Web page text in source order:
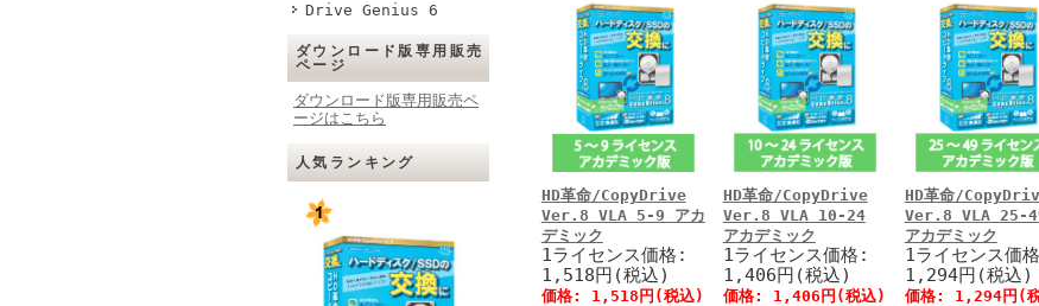
Drive Genius 6
ダウンロード版専用販売
ページ
ダウンロード版専用販売ペ
ージはこちら
人気ランキング
HD革命/CopyDrive
Ver.8 VLA 5-9 アカ
デミック
1ライセンス価格:
1,518円(税込)
価格: 1,518円 (税込)
HD革命/CopyDrive
Ver.8 VLA 10-24
アカデミック
1ライセンス価格:
1,406円(税込)
価格: 1,406円 (税込)
HD革命/
Ver.8 VLA 25-
アカデミック
1ライセンス価
1,294円(税込)
価格: 1,294円 (